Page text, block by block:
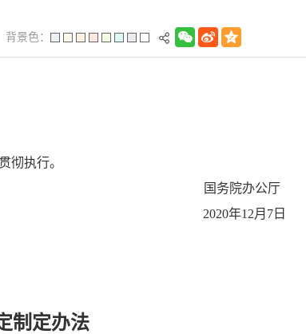
背景色：
彻执行。
国务院办公厅
2020年12月7日
制定办法